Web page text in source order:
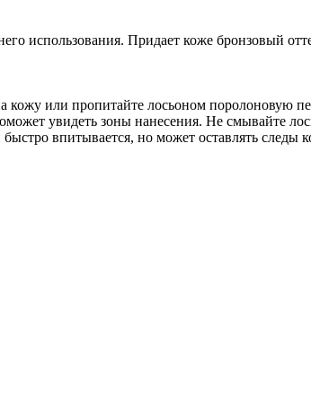
использования. Придает коже бронзовый
кожу или пропитайте лосьоном поролоновую
увидеть зоны нанесения. Не смывайте
впитывается, но может оставлять следы